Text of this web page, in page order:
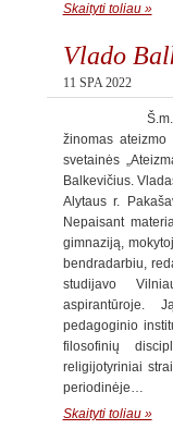
Skaityti toliau »
Vlado
11 SPA 2022
Š.m. spalio
žinomas ateizmo
svetainės
Balkevičius.
Alytaus r.
Nepaisant
gimnaziją,
bendradarbiu,
studijavo
aspirantūroje.
pedagoginio
filosofinių
religijotyriniai
periodinėje…
Skaityti toliau »